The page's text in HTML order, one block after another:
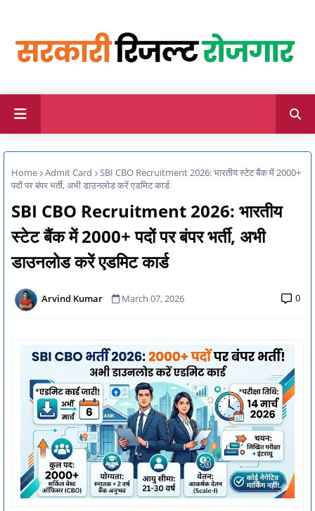
Home Admit Card
SBI CBO Recruitment 2026: भारतीय स्टेट बैंक में 2000+
पदों पर बंपर भर्ती, अभी डाउनलोड करें एडमिट कार्ड
SBI CBO Recruitment 2026: भारतीय
स्टेट बैंक में 2000+ पदों पर बंपर भर्ती, अभी
डाउनलोड करें एडमिट कार्ड
Arvind Kumar March 07, 2026 0